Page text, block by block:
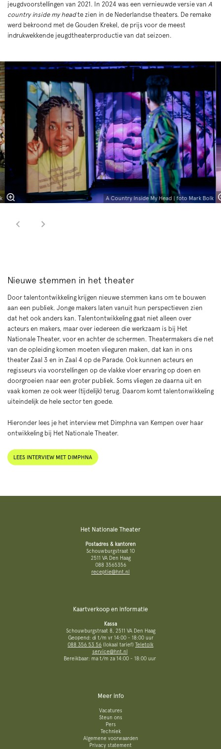
jeugdvoorstellingen van 2021. In 2024 was een vernieuwde versie van A
country inside my headte zien in de Nederlandse theaters. De remake
werd bekroond met de Gouden Krekel, de prijs voor de meest
indrukwekkende jeugdtheaterproductie van dat seizoen.
Overslaan
A Country Inside My Head | foto Mark Bolk
Nieuwe stemmen in het theater
Door talentontwikkeling krijgen nieuwe stemmen kans om te bouwen
aan een publiek. Jonge makers laten vanuit hun perspectieven zien
dat het ook anders kan. Talentontwikkeling gaat niet alleen over
acteurs en makers, maar over iedereen die werkzaam is bij Het
Nationale Theater, voor en achter de schermen. Theatermakers die net
van de opleiding komen moeten vlieguren maken, dat kan in ons
theater Zaal 3 en in Zaal 4 op de Parade. Ook kunnen acteurs en
regisseurs via voorstellingen op de vlakke vloer ervaring op doen en
doorgroeien naar een groter publiek. Soms vliegen ze daarna uit en
vaak komen ze ook weer (tijdelijk) terug. Daarom komt talentonwikkeling
uiteindelijk de hele sector ten goede.
Hieronder lees je het interview met Dimphna van Kempen over haar
ontwikkeling bij Het Nationale Theater.
LEES INTERVIEW MET DIMPHNA
Het Nationale Theater
Postadres & kantoren
Schouwburgstraat 10
2511 VA Den Haag
088 3565356
receptie@hnt.nl
Kaartverkoop en informatie
Kassa
Schouwburgstraat 8, 2511 VA Den Haag
Geopend: di t/m vr 14:00 - 18:00 uur
088 356 53 56 (lokaal tarief) Teletolk
service@hnt.nl
Bereikbaar: ma t/m za 14:00 - 18:00 uur
Meer info
Vacatures
Steun ons
Pers
Techniek
Algemene voorwaarden
Privacy statement